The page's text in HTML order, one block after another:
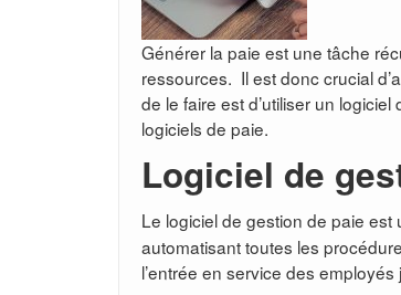
Générer la paie est une tâche
ressources. Il est donc crucial
de le faire est d’utiliser un
logiciels de paie.
Logiciel de
Le logiciel de gestion de paie
automatisant toutes les
l’entrée en service des employés